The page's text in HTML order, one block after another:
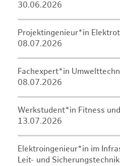
30.06.2026
Projektingenieur*in
08.07.2026
Fachexpert*in
08.07.2026
Werkstudent*in Fitness
13.07.2026
Elektroingenieur*in im
Leit- und